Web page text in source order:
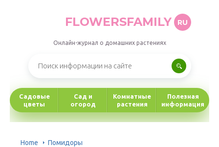
FLOWERSFAMILY RU
Онлайн-журнал о домашних растениях
Садовые
цветы
Сад и
огород
Комнатные
растения
Полезная
информация
Home Помидоры